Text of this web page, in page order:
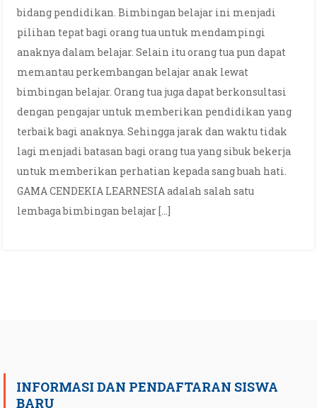
bidang pendidikan. Bimbingan belajar ini menjadi
pilihan tepat bagi orang tua untuk mendampingi
anaknya dalam belajar. Selain itu orang tua pun dapat
memantau perkembangan belajar anak lewat
bimbingan belajar. Orang tua juga dapat berkonsultasi
dengan pengajar untuk memberikan pendidikan yang
terbaik bagi anaknya. Sehingga jarak dan waktu tidak
lagi menjadi batasan bagi orang tua yang sibuk bekerja
untuk memberikan perhatian kepada sang buah hati.
GAMA CENDEKIA LEARNESIA adalah salah satu
lembaga bimbingan belajar […]
INFORMASI DAN PENDAFTARAN SISWA
BARU